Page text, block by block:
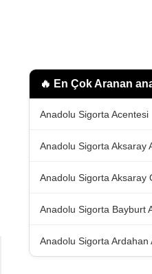
🔥 En Çok Aranan
Anadolu Sigorta Acentesi
Anadolu Sigorta Aksaray
Anadolu Sigorta Aksaray
Anadolu Sigorta Bayburt
Anadolu Sigorta Ardahan